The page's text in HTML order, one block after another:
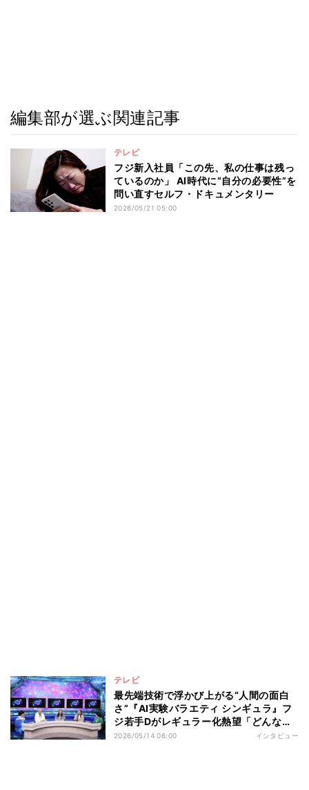
編集部が選ぶ関連記事
テレビ
フジ新入社員「この先、私の仕事は残っ
ているのか」 AI時代に“自分の必要性”を
問い直すセルフ・ドキュメンタリー
2026/05/21 05:00
テレビ
最先端技術で浮かび上がる“人間の面白
さ”『AI実験バラエティ シンギュラ』フ
ジ若手Dがレギュラー化熱望「どんな企
画でも新しく魅せられる」
2026/05/14 06:00 インタビュー